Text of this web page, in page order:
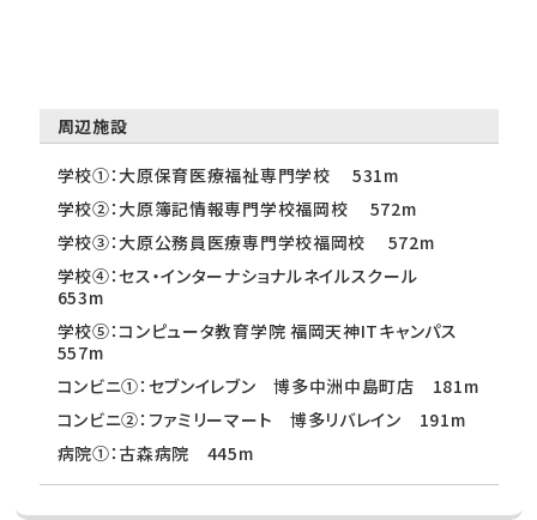
周辺施設
学校①：大原保育医療福祉専門学校 531m
学校②：大原簿記情報専門学校福岡校 572m
学校③：大原公務員医療専門学校福岡校 572m
学校④：セス・インターナショナルネイルスクール
653m
学校⑤：コンピュータ教育学院 福岡天神ITキャンパス
557m
コンビニ①：セブンイレブン 博多中洲中島町店 181m
コンビニ②：ファミリーマート 博多リバレイン 191m
病院①：古森病院 445m